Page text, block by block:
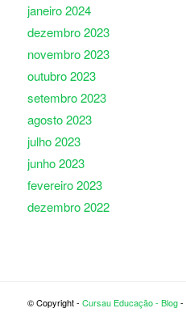
janeiro 2024
dezembro 2023
novembro 2023
outubro 2023
setembro 2023
agosto 2023
julho 2023
junho 2023
fevereiro 2023
dezembro 2022
© Copyright - Cursau Educação - Blog-